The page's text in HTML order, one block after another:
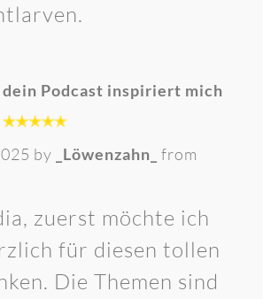
dein Podcast inspiriert mich
by
_Löwenzahn_ from
zuerst möchte ich
für diesen tollen
Die Themen sind